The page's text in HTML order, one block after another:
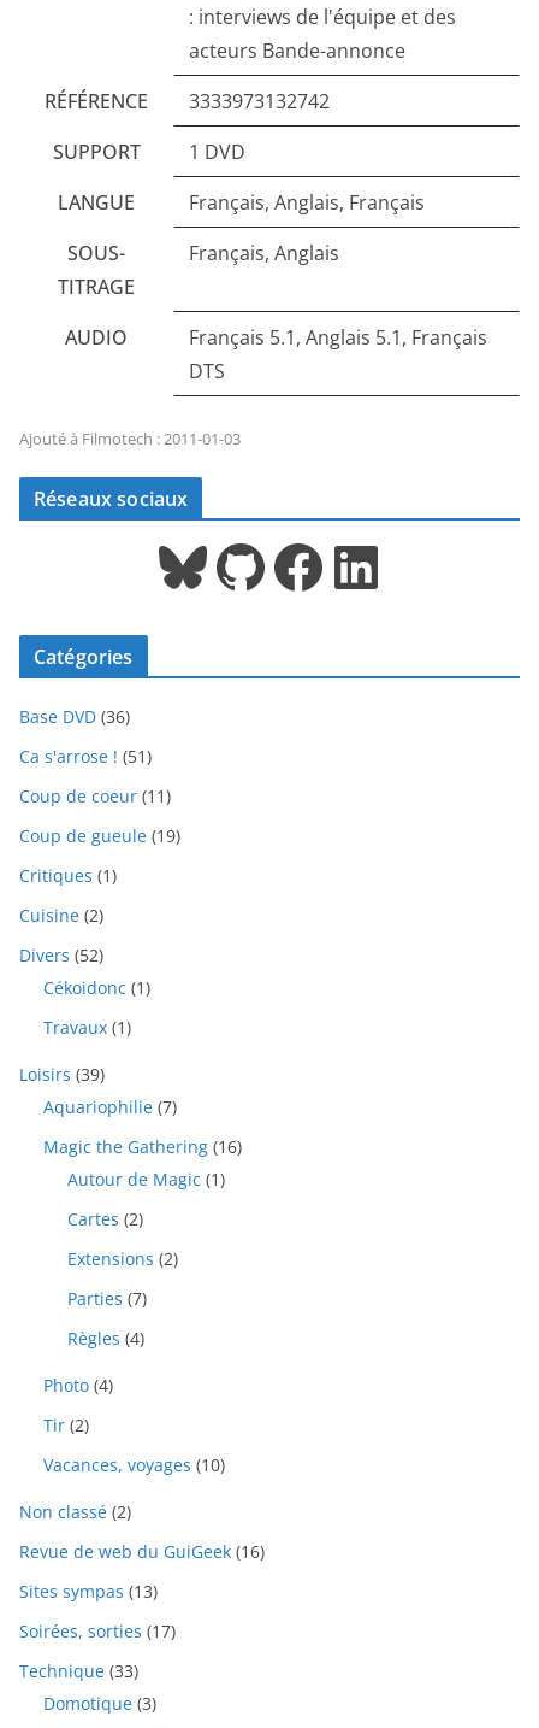
: interviews de l'équipe et des
acteurs Bande-annonce
RÉFÉRENCE
3333973132742
SUPPORT
1 DVD
LANGUE
Français, Anglais, Français
SOUS-
TITRAGE
Français, Anglais
AUDIO
Français 5.1, Anglais 5.1, Français
DTS
Ajouté à Filmotech : 2011-01-03
Réseaux sociaux
Bluesky GitHub Facebook LinkedIn
Catégories
Base DVD (36)
Ca s'arrose ! (51)
Coup de coeur (11)
Coup de gueule (19)
Critiques (1)
Cuisine (2)
Divers (52)
Cékoidonc (1)
Travaux (1)
Loisirs (39)
Aquariophilie (7)
Magic the Gathering (16)
Autour de Magic (1)
Cartes (2)
Extensions (2)
Parties (7)
Règles (4)
Photo (4)
Tir (2)
Vacances, voyages (10)
Non classé (2)
Revue de web du GuiGeek (16)
Sites sympas (13)
Soirées, sorties (17)
Technique (33)
Domotique (3)